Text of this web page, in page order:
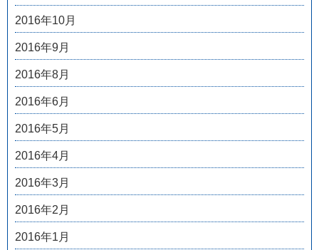
2016年10月
2016年9月
2016年8月
2016年6月
2016年5月
2016年4月
2016年3月
2016年2月
2016年1月